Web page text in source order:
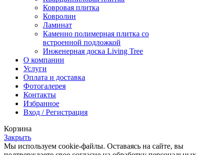
Ковровая плитка
Ковролин
Ламинат
Каменно полимерная плитка со
встроенной подложкой
Инженерная доска Living Tree
О компании
Услуги
Оплата и доставка
Фотогалерея
Контакты
Избранное
Вход / Регистрация
Корзина
Закрыть
Мы используем cookie-файлы. Оставаясь на сайте, вы